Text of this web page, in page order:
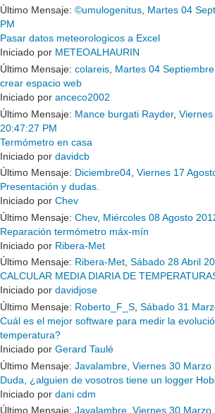
Último Mensaje: ©umulogenitus, Martes 04
PM
Pasar datos meteorologicos a Excel
Iniciado por METEOALHAURIN
Último Mensaje: colareis Martes 04
crear espacio web
Iniciado por anceco2002
Último Mensaje: Mance burgati Rayder,
20:47:27 PM
Termómetro en casa
Iniciado por davidcb
Último Mensaje: Diciembre04, Viernes 17
Presentación y dudas.
Iniciado por Chev
Último Mensaje: Chev, Miércoles 08 Agosto
Reparación termómetro máx-mín
Iniciado por Ribera-Met
Último Mensaje: Ribera-Met, Sábado 28 Abril
CALCULAR MEDIA DIARIA DE
Iniciado por davidjose
Último Mensaje: Roberto_F_S Sábado 31
Cuál es el mejor software para medir la
temperatura?
Iniciado por Gerard Taulé
Último Mensaje: Javalambre Viernes 30 Marzo
Duda, ¿alguien de vosotros tiene un logger
Iniciado por dani cdm
Último Mensaje: Javalambre Viernes 30 Marzo